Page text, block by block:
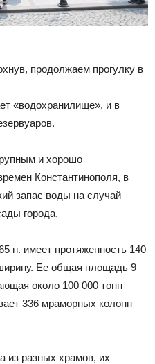
продолжаем прогулку в
«водохранилище», и в
и хорошо
Константинополя, в
запас воды на случай
города.
гг. имеет протяженность 140
Ее общая площадь 9
около 100 000 тонн
336 мраморных колонн
из разных храмов, их